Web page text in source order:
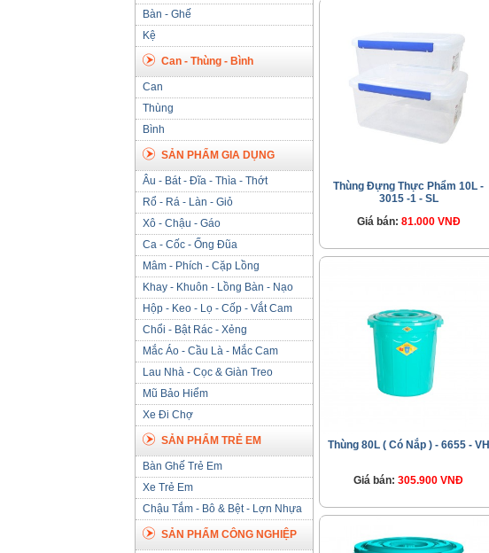
Bàn - Ghế
Kệ
Can - Thùng - Bình
Can
Thùng
Bình
SẢN PHẨM GIA DỤNG
Âu - Bát - Đĩa - Thìa - Thớt
Rổ - Rá - Làn - Giỏ
Xô - Chậu - Gáo
Ca - Cốc - Ống Đũa
Mâm - Phích - Cặp Lồng
Khay - Khuôn - Lồng Bàn - Nạo
Hộp - Keo - Lọ - Cốp - Vắt Cam
Chổi - Bật Rác - Xẻng
Mắc Áo - Cầu Là - Mắc Cam
Lau Nhà - Cọc & Giàn Treo
Mũ Bảo Hiểm
Xe Đi Chợ
SẢN PHẨM TRẺ EM
Bàn Ghế Trẻ Em
Xe Trẻ Em
Chậu Tắm - Bô & Bệt - Lợn Nhựa
SẢN PHẨM CÔNG NGHIỆP
Thùng Đựng Thực Phẩm 10L -
3015 -1 - SL
Giá bán: 81.000 VNĐ
Thùng 80L ( Có Nắp ) - 6655 - VH
Giá bán: 305.900 VNĐ